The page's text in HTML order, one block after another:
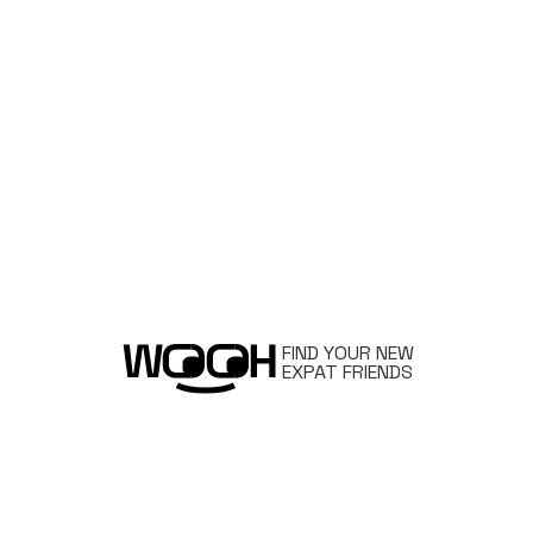
FIND YOUR NEW
EXPAT FRIENDS